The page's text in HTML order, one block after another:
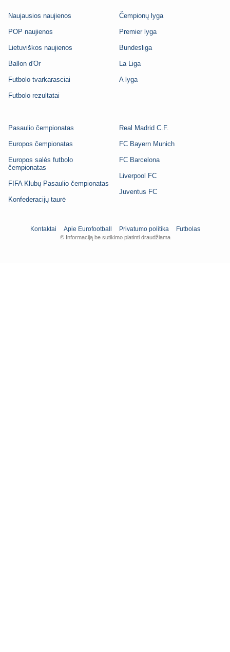
Naujausios naujienos
POP naujienos
Lietuviškos naujienos
Ballon d'Or
Futbolo tvarkarasciai
Futbolo rezultatai
Čempionų lyga
Premier lyga
Bundesliga
La Liga
A lyga
Pasaulio čempionatas
Europos čempionatas
Europos salės futbolo
čempionatas
FIFA Klubų Pasaulio čempionatas
Konfederacijų taurė
Real Madrid C.F.
FC Bayern Munich
FC Barcelona
Liverpool FC
Juventus FC
Kontaktai Apie Eurofootball Privatumo politika Futbolas
© Informaciją be sutikimo platinti draudžiama